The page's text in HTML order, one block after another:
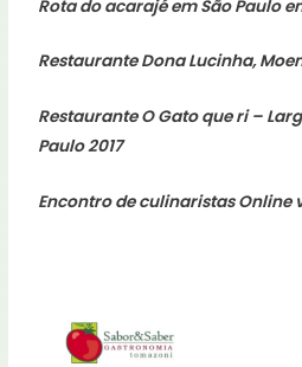
Rota do acarajé em São Paulo
Restaurante Dona Lucinha,
Restaurante O Gato que ri –
Paulo 2017
Encontro de culinaristas Online